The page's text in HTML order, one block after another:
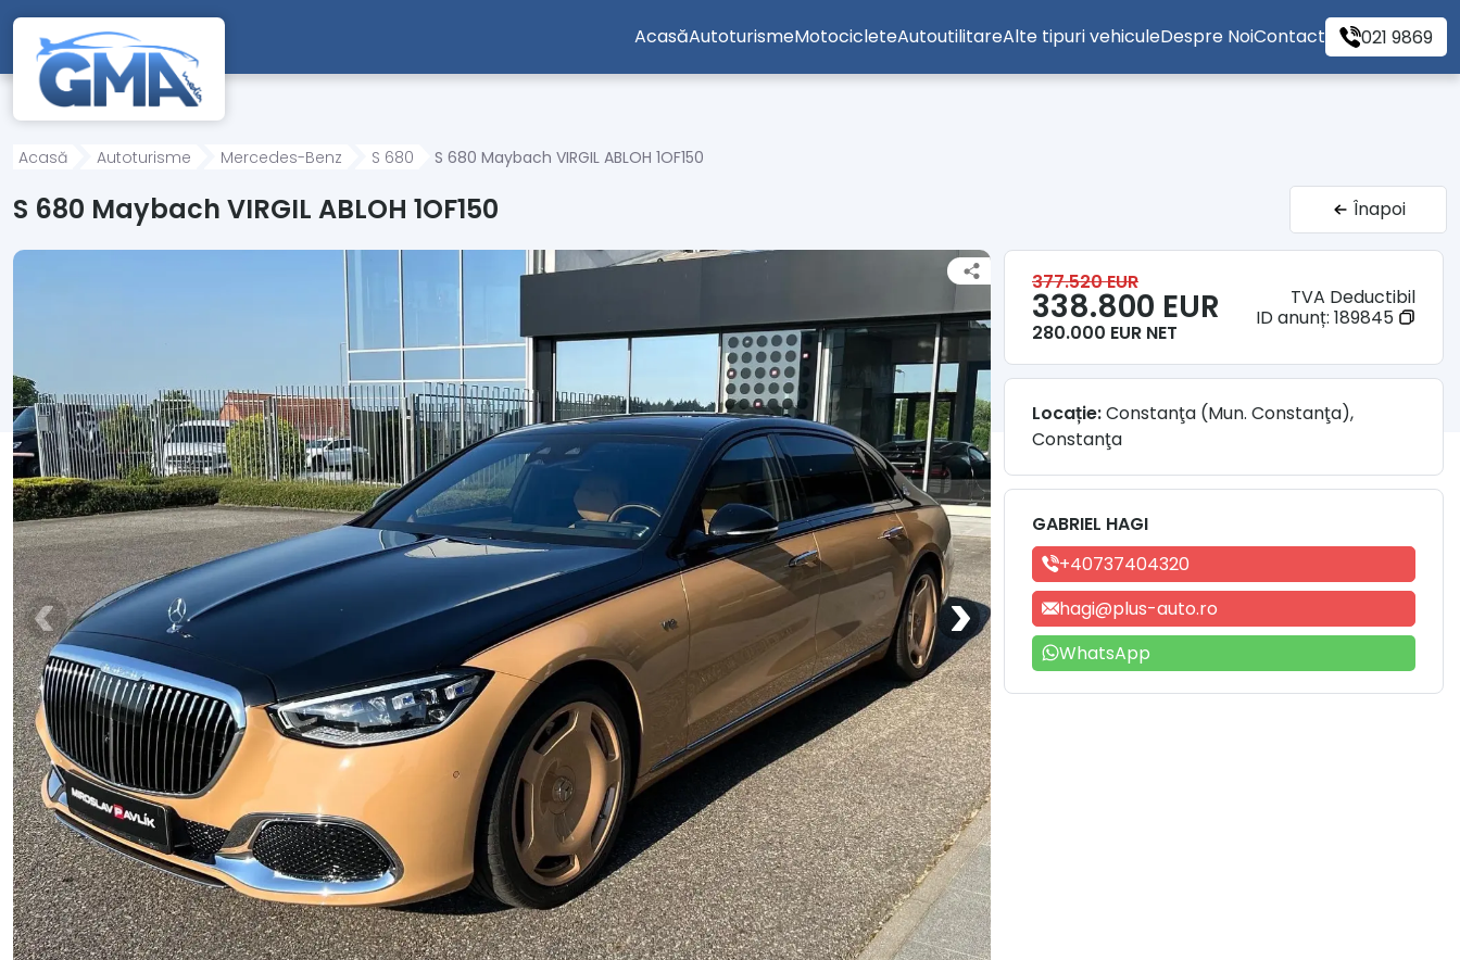
Mergi direct la conținutul principal
AcasăAutoturismeMotocicleteAutoutilitareAlte tipuri vehiculeDespre NoiContact 021 9869
Acasă Autoturisme Mercedes-Benz S 680 S 680 Maybach VIRGIL ABLOH 1OF150
S 680 Maybach VIRGIL ABLOH 1OF150 Înapoi
377.520 EUR
338.800 EUR
280.000 EUR NET
TVA Deductibil
ID anunț: 189845
Locație:Constanţa (Mun. Constanţa),
Constanţa
GABRIEL HAGI
+40737404320
hagi@plus-auto.ro
WhatsApp